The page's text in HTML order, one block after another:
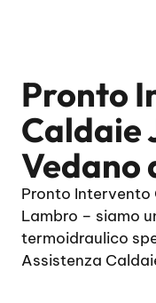
Pronto
Caldaie
Vedano
Pronto Intervento
Lambro – siamo
termoidraulico
Assistenza